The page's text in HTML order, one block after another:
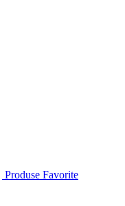
Produse Favorite